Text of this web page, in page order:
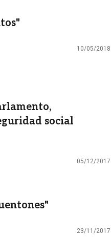
10/05/2018
social
05/12/2017
23/11/2017